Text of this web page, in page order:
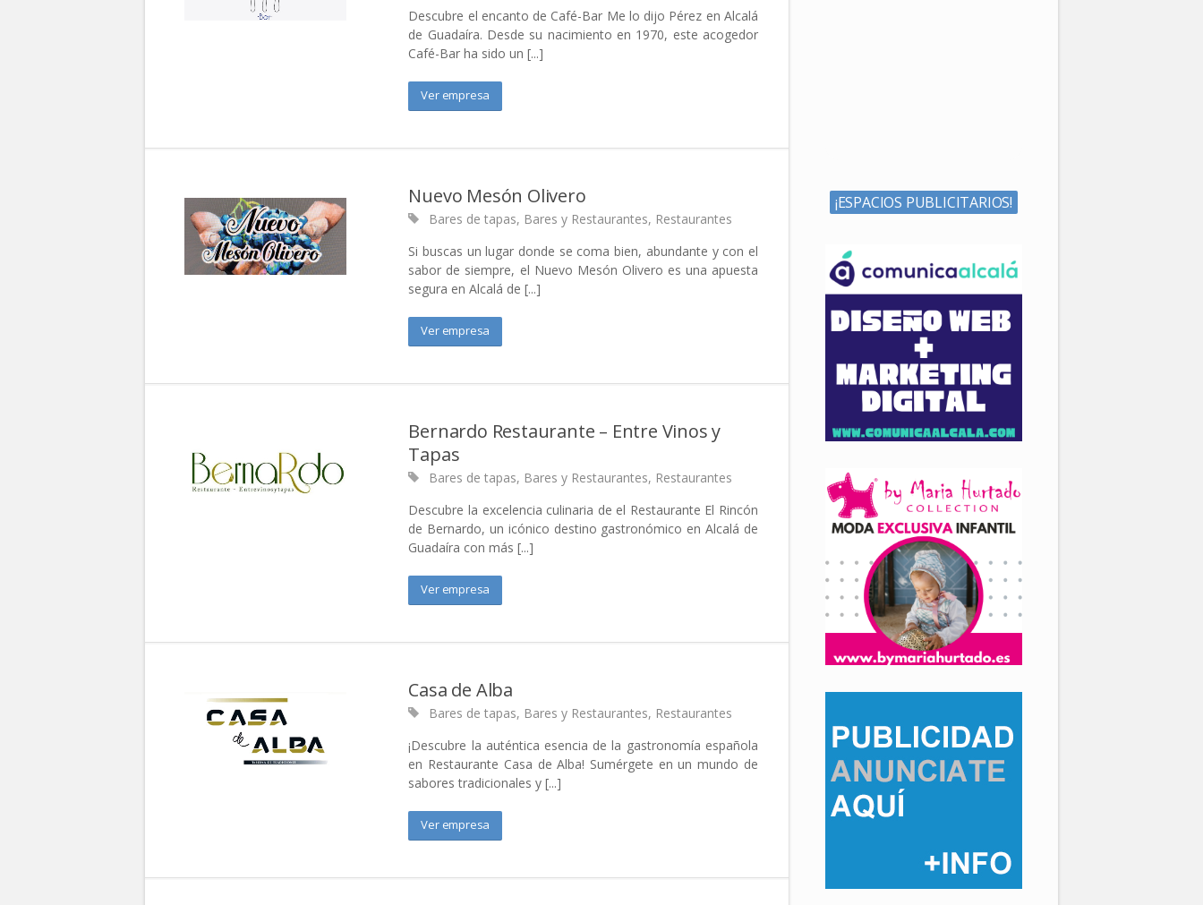
Descubre el encanto de Café-Bar Me lo dijo Pérez en Alcalá
de Guadaíra. Desde su nacimiento en 1970, este acogedor
Café-Bar ha sido un [...]
Ver empresa
Nuevo Mesón Olivero
Bares de tapas, Bares y Restaurantes, Restaurantes
Si buscas un lugar donde se coma bien, abundante y con el
sabor de siempre, el Nuevo Mesón Olivero es una apuesta
segura en Alcalá de [...]
Ver empresa
Bernardo Restaurante – Entre Vinos y
Tapas
Bares de tapas, Bares y Restaurantes, Restaurantes
Descubre la excelencia culinaria de el Restaurante El Rincón
de Bernardo, un icónico destino gastronómico en Alcalá de
Guadaíra con más [...]
Ver empresa
Casa de Alba
Bares de tapas, Bares y Restaurantes, Restaurantes
¡Descubre la auténtica esencia de la gastronomía española
en Restaurante Casa de Alba! Sumérgete en un mundo de
sabores tradicionales y [...]
Ver empresa
¡ESPACIOS PUBLICITARIOS!